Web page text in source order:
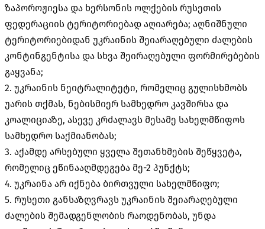
ზაპოროჟიესა და ხერსონის ოლქების რუსეთის
ფედერაციის ტერიტორიებად აღიარება; აღნიშნული
ტერიტორიებიდან უკრაინის შეიარაღებული ძალების
კონტინგენტისა და სხვა შეირაღებული ფორმირებების
გაყვანა;
2. უკრაინის ნეიტრალიტეტი, რომელიც გულისხმობს
უარის თქმას, ნებისმიერ სამხედრო კავშირსა და
კოალიციაზე, ასევე კრძალავს მესამე სახელმწიფოს
სამხედრო საქმიანობას;
3. აქამდე არსებული ყველა შეთანხმების შეწყვეტა,
რომელიც ეწინააღმდეგება მე-2 პუნქტს;
4. უკრაინა არ იქნება ბირთვული სახელმწიფო;
5. რუსეთი განსაზღვრავს უკრაინის შეიარაღებული
ძალების შემადგენლობის რაოდენობას, უნდა